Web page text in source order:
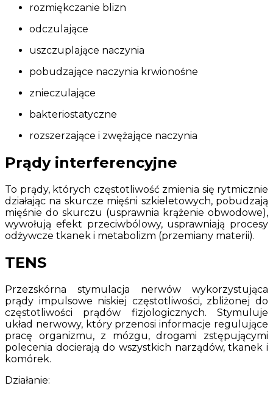
rozmiękczanie blizn
odczulające
uszczuplające naczynia
pobudzające naczynia krwionośne
znieczulające
bakteriostatyczne
rozszerzające i zwężające naczynia
Prądy interferencyjne
To prądy, których częstotliwość zmienia się rytmicznie
działając na skurcze mięśni szkieletowych, pobudzają
mięśnie do skurczu (usprawnia krążenie obwodowe),
wywołują efekt przeciwbólowy, usprawniają procesy
odżywcze tkanek i metabolizm (przemiany materii).
TENS
Przezskórna stymulacja nerwów wykorzystująca
prądy impulsowe niskiej częstotliwości, zbliżonej do
częstotliwości prądów fizjologicznych. Stymuluje
układ nerwowy, który przenosi informacje regulujące
pracę organizmu, z mózgu, drogami zstępującymi
polecenia docierają do wszystkich narządów, tkanek i
komórek.
Działanie: